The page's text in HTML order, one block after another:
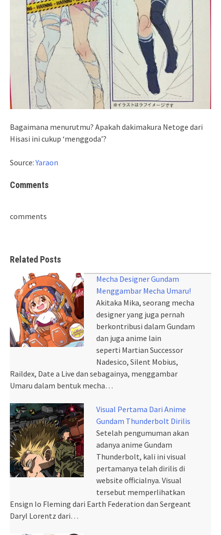
Bagaimana menurutmu? Apakah dakimakura Netoge dari
Hisasi ini cukup ‘menggoda’?
Source:Yaraon
Comments
comments
Related Posts
Mecha Designer Gundam
Menggambar Mecha Umaru!
Akitaka Mika, seorang mecha
designer yang juga pernah
berkontribusi dalam Gundam
dan juga anime lain
seperti Martian Successor
Nadesico, Silent Mobius,
Raildex, Date a Live dan sebagainya, menggambar
Umaru dalam bentuk mecha…
Visual Pertama Dari Anime
Gundam Thunderbolt Dirilis
Setelah pengumuman akan
adanya anime Gundam
Thunderbolt, kali ini visual
pertamanya telah dirilis di
website officialnya. Visual
tersebut memperlihatkan
Ensign Io Fleming dari Earth Federation dan Sergeant
Daryl Lorentz dari…